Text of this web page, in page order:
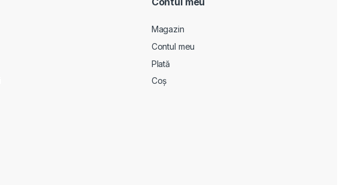
Magazin
Contul meu
Plată
Coș